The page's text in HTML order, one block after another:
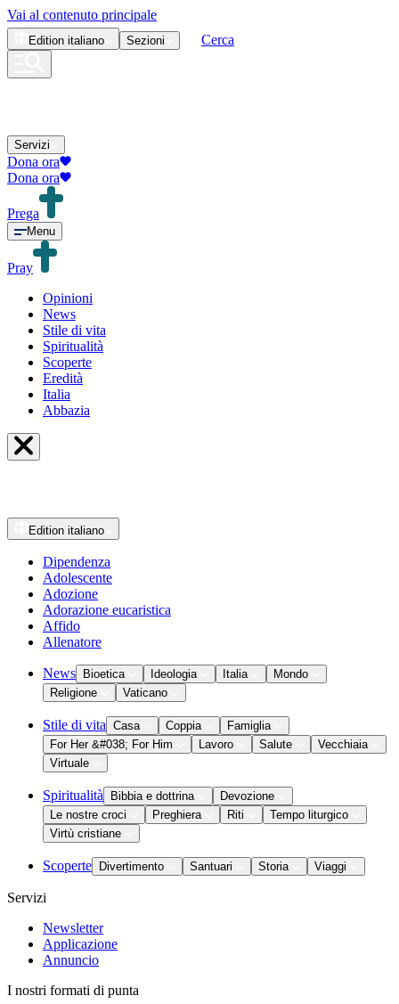
Vai al contenuto principale
Edition italiano Sezioni Cerca
Servizi
Dona ora
Dona ora
Prega
Menu
Pray
Opinioni
News
Stile di vita
Spiritualità
Scoperte
Eredità
Italia
Abbazia
Edition italiano
Dipendenza
Adolescente
Adozione
Adorazione eucaristica
Affido
Allenatore
News Bioetica Ideologia Italia
Mondo
Religione
Vaticano
Stile di vita Casa Coppia
Famiglia
For Her &#038; For Him
Lavoro Salute
Vecchiaia
Virtuale
Spiritualità Bibbia e dottrina
Devozione
Le nostre croci
Preghiera Riti
Tempo liturgico
Virtù cristiane
Scoperte Divertimento Santuari Storia Viaggi
Servizi
Newsletter
Applicazione
Annuncio
I nostri formati di punta